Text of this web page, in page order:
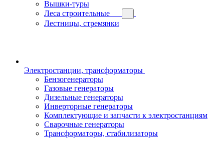
Вышки-туры
Леса строительные
Лестницы, стремянки
Электростанции, трансформаторы
Бензогенераторы
Газовые генераторы
Дизельные генераторы
Инверторные генераторы
Комплектующие и запчасти к электростанциям
Сварочные генераторы
Трансформаторы, стабилизаторы